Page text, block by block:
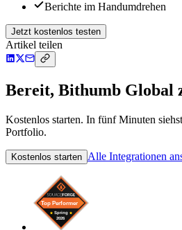
Berichte im Handumdrehen
Jetzt kostenlos testen
Artikel teilen
Bereit, Bithumb Global
Kostenlos starten. In fünf Minuten
Portfolio.
Kostenlos starten Alle Integrationen